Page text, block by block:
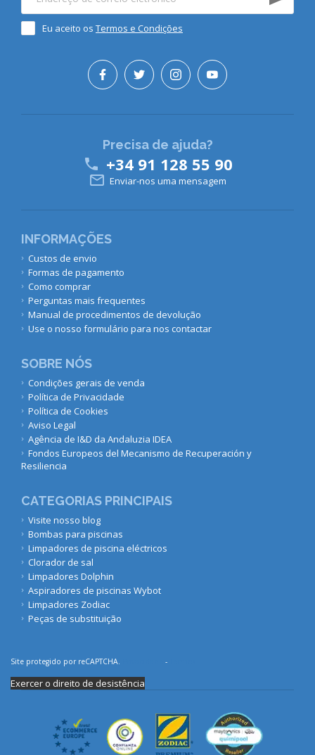
Eu aceito os Termos e Condições
INFORMAÇÕES
Custos de envio
Formas de pagamento
Como comprar
Perguntas mais frequentes
Manual de procedimentos de devolução
Use o nosso formulário para nos contactar
SOBRE NÓS
Condições gerais de venda
Política de Privacidade
Política de Cookies
Aviso Legal
Agência de I&D da Andaluzia IDEA
Fondos Europeos del Mecanismo de Recuperación y
Resiliencia
CATEGORIAS PRINCIPAIS
Visite nosso blog
Bombas para piscinas
Limpadores de piscina eléctricos
Clorador de sal
Limpadores Dolphin
Aspiradores de piscinas Wybot
Limpadores Zodiac
Peças de substituição
Precisa de ajuda?
 +34 91 128 55 90
 Enviar-nos uma mensagem
Site protegido por reCAPTCHA. -
Exercer o direito de desistência